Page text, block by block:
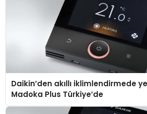
Daikin’den akıllı iklimlendirmede
Madoka Plus Türkiye’de